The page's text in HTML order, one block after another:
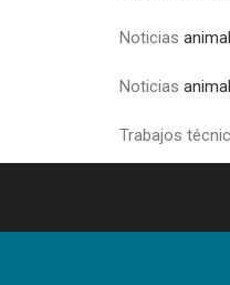
Noticias
Noticias
Trabajos